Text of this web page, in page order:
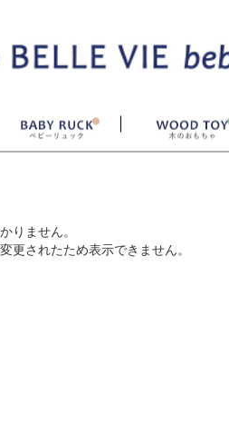
りません。
更されたため表示できません。